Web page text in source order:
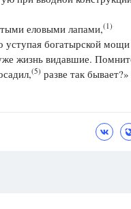
Любовь,Красота,
еловыми лапами,(1)
уступая богатырской мощи
жизнь видавшие.
(5) разве так бывает?»